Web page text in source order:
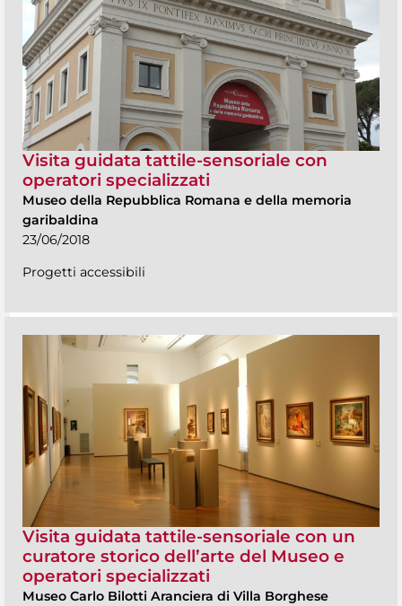
Visita guidata tattile-sensoriale con
operatori specializzati
Museo della Repubblica Romana e della memoria
garibaldina
23/06/2018
Progetti accessibili
Visita guidata tattile-sensoriale con un
curatore storico dell’arte del Museo e
operatori specializzati
Museo Carlo Bilotti Aranciera di Villa Borghese